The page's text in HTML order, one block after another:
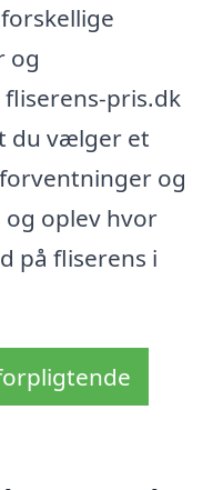
og
pris.dk
du vælger et
og
og oplev hvor
på fliserens i